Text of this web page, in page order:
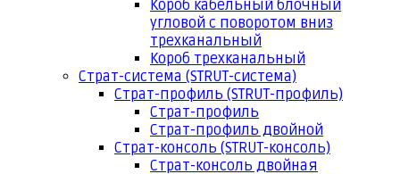
Короб кабельный блочный
угловой с поворотом вниз
трехканальный
Короб трехканальный
Страт-система (STRUT-система)
Страт-профиль (STRUT-профиль)
Страт-профиль
Страт-профиль двойной
Страт-консоль (STRUT-консоль)
Страт-консоль двойная